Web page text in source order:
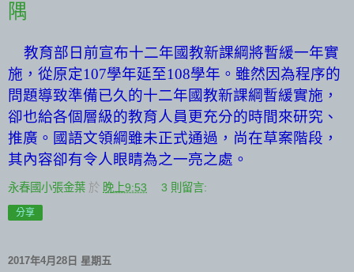
隅
教育部日前宣布十二年國教新課綱將暫緩一年實
施，從原定107學年延至108學年。 雖然因為程序的
問題導致準備已久的十二年國教新課綱暫緩實施，
卻也給各個層級的教育人員更充分的時間來研究、
推廣。國語文領綱雖未正式通過，尚在草案階段，
其內容卻有令人眼睛為之一亮之處。
永春國小張金葉 於 晚上9:53 3 則留言:
分享
2017年4月28日 星期五